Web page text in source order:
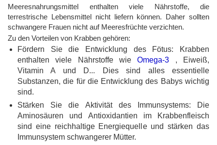
Meeresnahrungsmittel enthalten viele Nährstoffe, die
terrestrische Lebensmittel nicht liefern können. Daher sollten
schwangere Frauen nicht auf Meeresfrüchte verzichten.
Zu den Vorteilen von Krabben gehören:
Fördern Sie die Entwicklung des Fötus: Krabben
enthalten viele Nährstoffe wieOmega-3 , Eiweiß,
Vitamin A und D... Dies sind alles essentielle
Substanzen, die für die Entwicklung des Babys wichtig
sind.
Stärken Sie die Aktivität des Immunsystems: Die
Aminosäuren und Antioxidantien im Krabbenfleisch
sind eine reichhaltige Energiequelle und stärken das
Immunsystem schwangerer Mütter.